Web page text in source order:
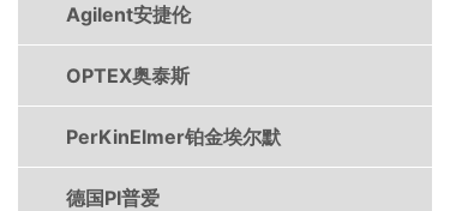
Agilent安捷伦
OPTEX奥泰斯
PerKinElmer铂金埃尔默
德国PI普爱